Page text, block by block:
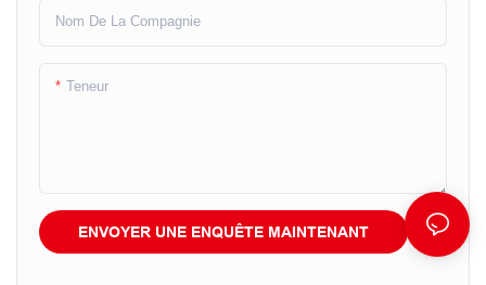
Nom De La Compagnie
Teneur
ENVOYER UNE ENQUÊTE MAINTENANT